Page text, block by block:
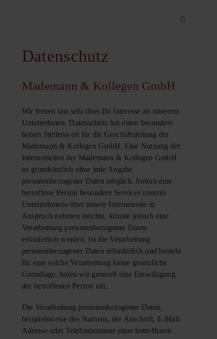
Toggle
Datenschutz
Mademann & Kollegen GmbH
Wir freuen uns sehr über Ihr Interesse an unserem
Unternehmen. Datenschutz hat einen besonders
hohen Stellenwert für die Geschäftsleitung der
Mademann & Kollegen GmbH. Eine Nutzung der
Internetseiten der Mademann & Kollegen GmbH
ist grundsätzlich ohne jede Angabe
personenbezogener Daten möglich. Sofern eine
betroffene Person besondere Services unseres
Unternehmens über unsere Internetseite in
Anspruch nehmen möchte, könnte jedoch eine
Verarbeitung personenbezogener Daten
erforderlich werden. Ist die Verarbeitung
personenbezogener Daten erforderlich und besteht
für eine solche Verarbeitung keine gesetzliche
Grundlage, holen wir generell eine Einwilligung
der betroffenen Person ein.
Die Verarbeitung personenbezogener Daten,
beispielsweise des Namens, der Anschrift, E-Mail-
Adresse oder Telefonnummer einer betroffenen